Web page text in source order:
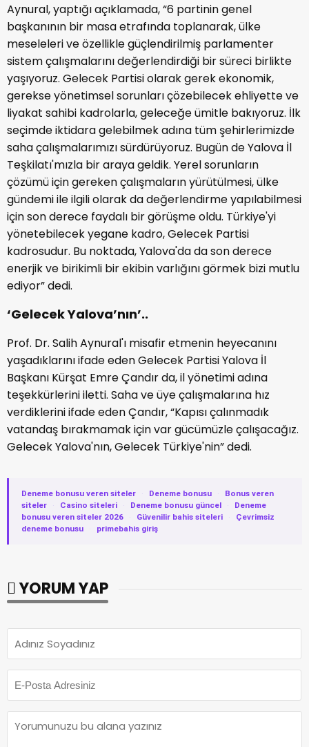
Aynural, yaptığı açıklamada, “6 partinin genel
başkanının bir masa etrafında toplanarak, ülke
meseleleri ve özellikle güçlendirilmiş parlamenter
sistem çalışmalarını değerlendirdiği bir süreci birlikte
yaşıyoruz. Gelecek Partisi olarak gerek ekonomik,
gerekse yönetimsel sorunları çözebilecek ehliyette ve
liyakat sahibi kadrolarla, geleceğe ümitle bakıyoruz. İlk
seçimde iktidara gelebilmek adına tüm şehirlerimizde
saha çalışmalarımızı sürdürüyoruz. Bugün de Yalova İl
Teşkilatı'mızla bir araya geldik. Yerel sorunların
çözümü için gereken çalışmaların yürütülmesi, ülke
gündemi ile ilgili olarak da değerlendirme yapılabilmesi
için son derece faydalı bir görüşme oldu. Türkiye'yi
yönetebilecek yegane kadro, Gelecek Partisi
kadrosudur. Bu noktada, Yalova'da da son derece
enerjik ve birikimli bir ekibin varlığını görmek bizi mutlu
ediyor” dedi.
‘Gelecek Yalova’nın’..
Prof. Dr. Salih Aynural'ı misafir etmenin heyecanını
yaşadıklarını ifade eden Gelecek Partisi Yalova İl
Başkanı Kürşat Emre Çandır da, il yönetimi adına
teşekkürlerini iletti. Saha ve üye çalışmalarına hız
verdiklerini ifade eden Çandır, “Kapısı çalınmadık
vatandaş bırakmamak için var gücümüzle çalışacağız.
Gelecek Yalova'nın, Gelecek Türkiye'nin” dedi.
Deneme bonusu veren siteler · Deneme bonusu ·
Bonus veren
siteler
· Casino siteleri · Deneme bonusu güncel ·
Deneme
bonusu veren siteler 2026
· Güvenilir bahis siteleri ·
Çevrimsiz
deneme bonusu
· primebahis giriş
YORUM YAP